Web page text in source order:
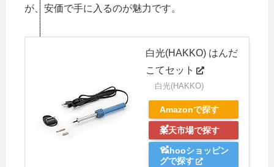
が、安価で手に入るのが魅力です。
白光(HAKKO) はんだ
こてセット
白光(HAKKO)
Amazonで探す
楽天市場で探す
Yahooショッピン
グで探す